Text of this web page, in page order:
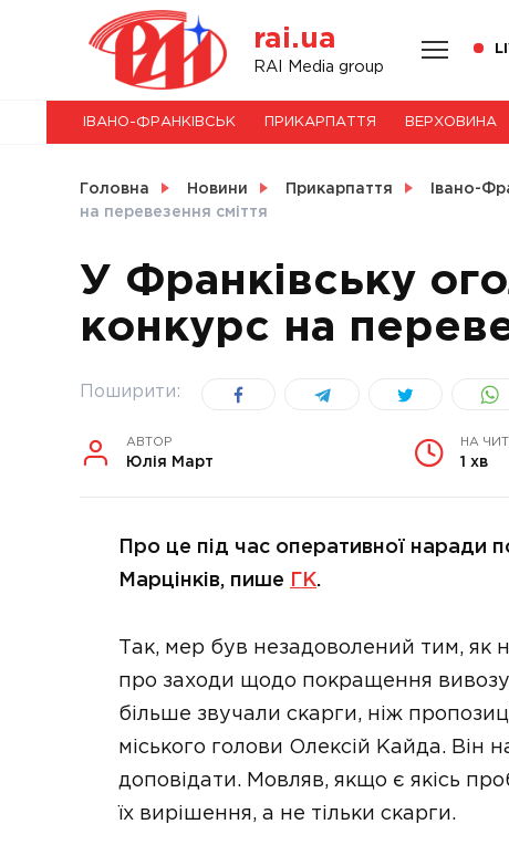
rai.ua
RAI Media group
НОВИНИ
СВІТ
УКРАЇНА
ІВАНО-ФРАНКІВСЬК ПРИКАРПАТТЯ ВЕРХОВИНА
Головна Новини Прикарпаття Івано-
на перевезення сміття
У Франківську
конкурс на
Поширити:
АВТОР
Юлія Март
НА
1 хв
Про це під час оперативної наради
Марцінків, пише
ГК.
Так, мер був незадоволений тим, як
про заходи щодо покращення вивозу
більше звучали скарги, ніж
міського голови Олексій Кайда. Він
доповідати. Мовляв, якщо є якісь
їх вирішення, а не тільки скарги.